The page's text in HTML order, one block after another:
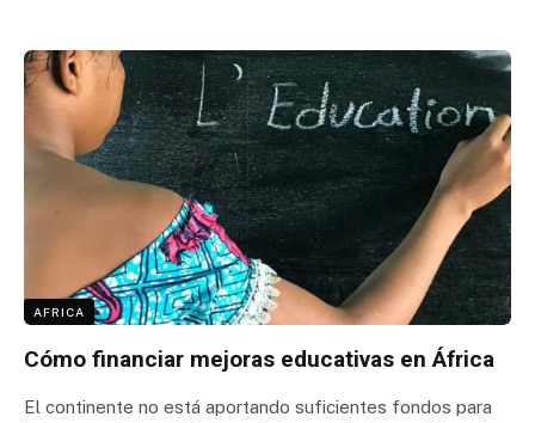
AFRICA
Cómo financiar mejoras educativas en África
El continente no está aportando suficientes fondos para